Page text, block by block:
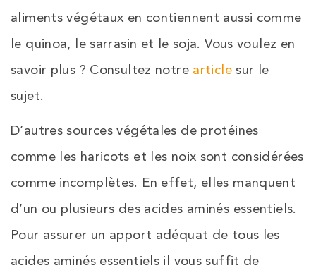
aliments végétaux en contiennent aussi comme
le quinoa, le sarrasin et le soja. Vous voulez en
savoir plus ? Consultez notre articlesur le
sujet.
D’autres sources végétales de protéines
comme les haricots et les noix sont considérées
comme incomplètes. En effet, elles manquent
d’un ou plusieurs des acides aminés essentiels.
Pour assurer un apport adéquat de tous les
acides aminés essentiels il vous suffit de